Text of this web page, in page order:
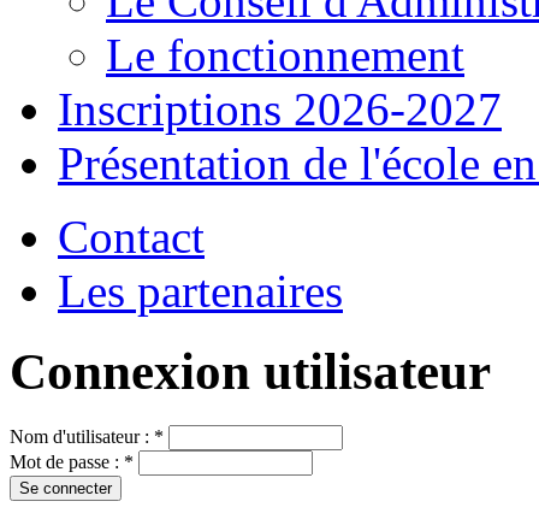
Le fonctionnement
Inscriptions 2026-2027
Présentation de l'école
Contact
Les partenaires
Connexion utilisateur
Nom d'utilisateur : *
Mot de passe : *